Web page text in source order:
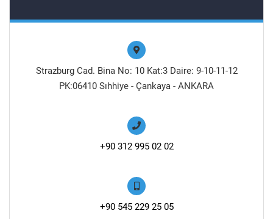
Strazburg Cad. Bina No: 10 Kat:3 Daire: 9-10-11-12
PK:06410 Sıhhiye - Çankaya - ANKARA
+90 312 995 02 02
+90 545 229 25 05